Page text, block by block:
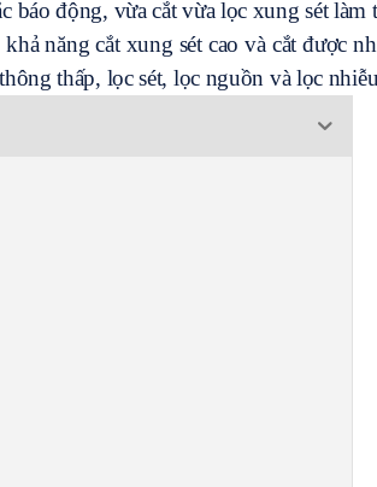
báo động, vừa cắt vừa lọc xung sét
năng cắt xung sét cao và cắt được
thấp, lọc sét, lọc nguồn và lọc nhiễu